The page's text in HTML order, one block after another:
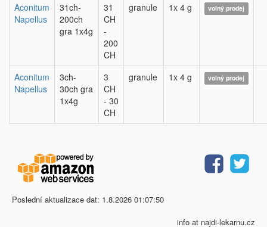
Aconitum
Napellus
31ch-
200ch
gra 1x4g
31
CH
-
200
CH
granule 1x 4 g volný prodej
Aconitum
Napellus
3ch-
30ch gra
1x4g
3
CH
- 30
CH
granule 1x 4 g volný prodej
Poslední aktualizace dat: 1.8.2026 01:07:50
info at najdi-lekarnu.cz